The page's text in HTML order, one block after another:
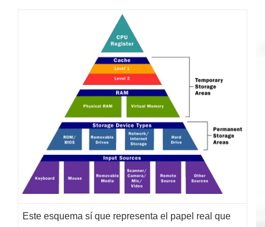
Este esquema sí que representa el papel real que